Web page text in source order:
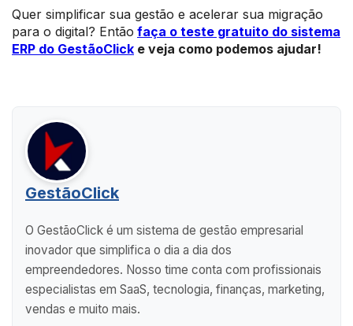
Quer simplificar sua gestão e acelerar sua migração
para o digital? Então faça o teste gratuito do sistema
ERP do GestãoClick e veja como podemos ajudar!
GestãoClick
O GestãoClick é um sistema de gestão empresarial
inovador que simplifica o dia a dia dos
empreendedores. Nosso time conta com profissionais
especialistas em SaaS, tecnologia, finanças, marketing,
vendas e muito mais.